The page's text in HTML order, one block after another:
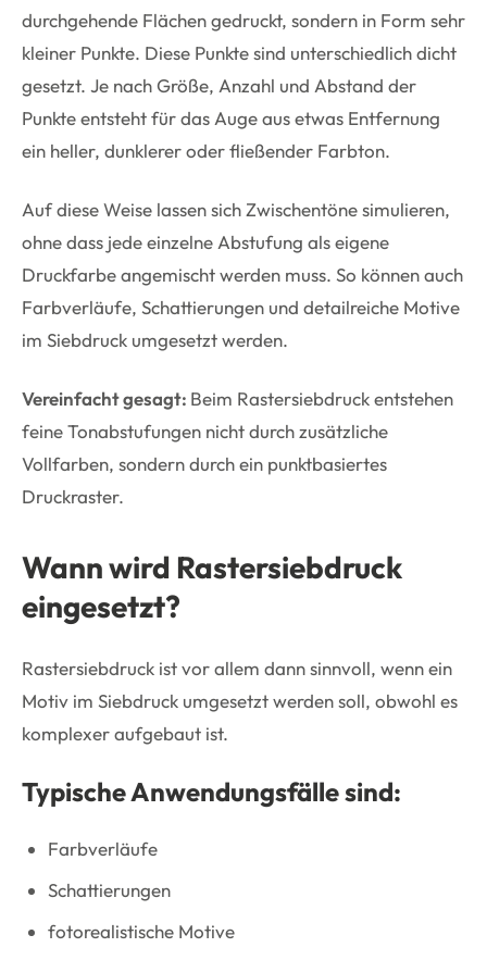
durchgehende Flächen gedruckt, sondern in Form sehr
kleiner Punkte. Diese Punkte sind unterschiedlich dicht
gesetzt. Je nach Größe, Anzahl und Abstand der
Punkte entsteht für das Auge aus etwas Entfernung
ein heller, dunklerer oder fließender Farbton.
Auf diese Weise lassen sich Zwischentöne simulieren,
ohne dass jede einzelne Abstufung als eigene
Druckfarbe angemischt werden muss. So können auch
Farbverläufe, Schattierungen und detailreiche Motive
im Siebdruck umgesetzt werden.
Vereinfacht gesagt: Beim Rastersiebdruck entstehen
feine Tonabstufungen nicht durch zusätzliche
Vollfarben, sondern durch ein punktbasiertes
Druckraster.
Wann wird Rastersiebdruck
eingesetzt?
Rastersiebdruck ist vor allem dann sinnvoll, wenn ein
Motiv im Siebdruck umgesetzt werden soll, obwohl es
komplexer aufgebaut ist.
Typische Anwendungsfälle sind:
Farbverläufe
Schattierungen
fotorealistische Motive